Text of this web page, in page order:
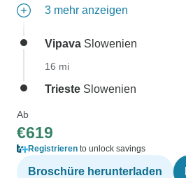
3 mehr anzeigen
Vipava Slowenien
16 mi
Trieste Slowenien
Ab
€619
Registrieren to unlock savings
Broschüre herunterladen